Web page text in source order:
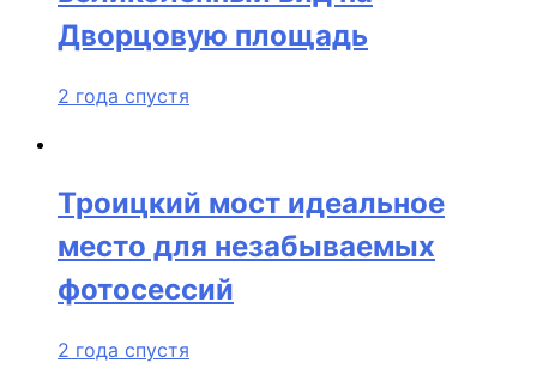
Дворцовую площадь
2 года спустя
Троицкий мост идеальное
место для незабываемых
фотосессий
2 года спустя